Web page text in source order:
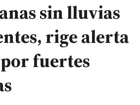
sin lluvias
rige alerta
fuertes